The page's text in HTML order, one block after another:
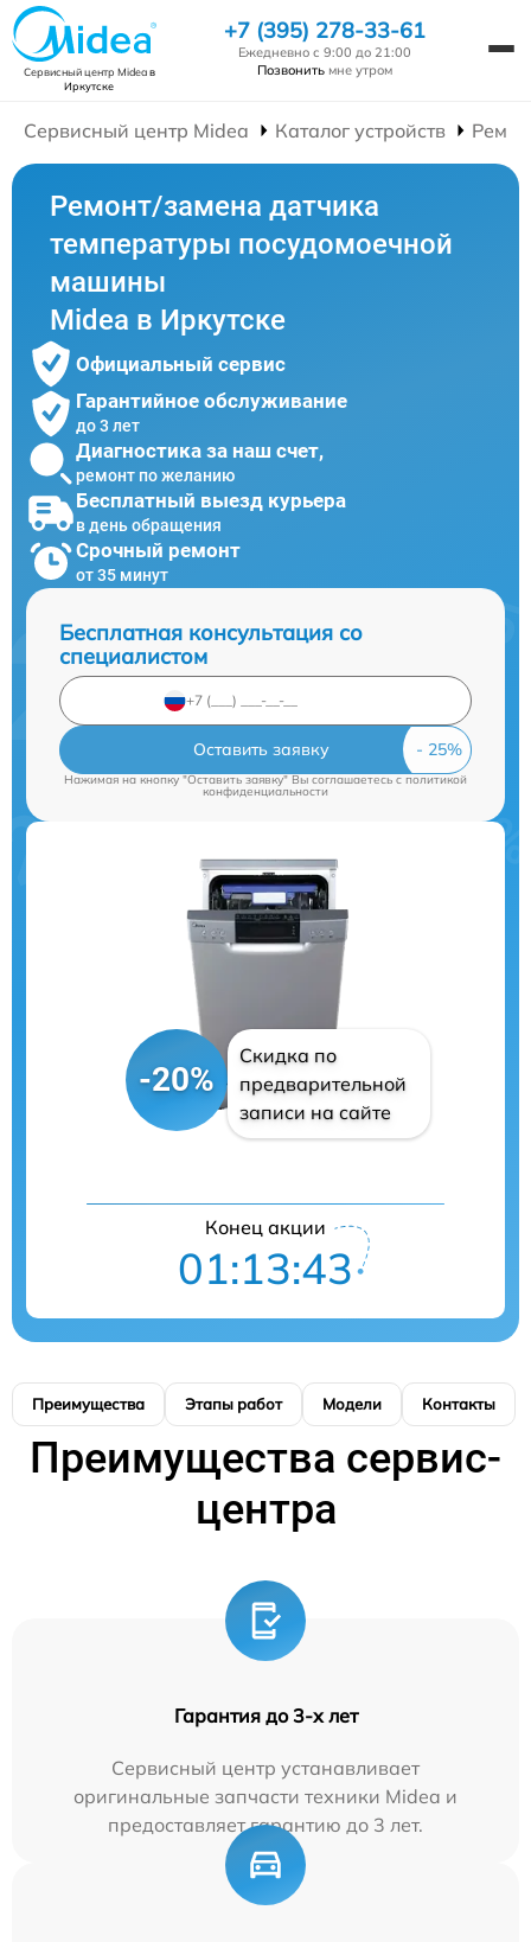
Сервисный центр Mideaв
Иркутске
+7 (395) 278-33-61
Ежедневно с 9:00 до 21:00
Позвонить мне утром
Сервисный центр Midea Каталог устройств
Ремонт/замена датчика
температуры посудомоечной
машины
Midea в Иркутске
Официальный сервис
Гарантийное обслуживание
до 3 лет
Диагностика за наш счет,
ремонт по желанию
Бесплатный выезд курьера
в день обращения
Срочный ремонт
от 35 минут
Бесплатная консультация со
специалистом
Оставить заявку
Нажимая на кнопку "Оставить заявку" Вы соглашаетесь cполитикой
конфиденциальности
-20%
Скидка по
предварительной
записи на сайте
Конец акции
01:13:42
Преимущества Этапы работ Модели Контакты
Преимущества сервис-
центра
Гарантия до 3-х лет
Сервисный центр устанавливает
оригинальные запчасти техники Midea и
предоставляет гарантию до 3 лет.